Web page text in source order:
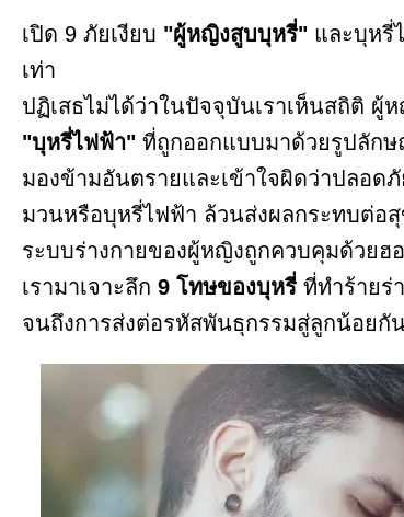
เปิด 9 ภัยเงียบ "ผู้หญิงสูบบุหรี่" และบุหรี่
เท่า
ปฏิเสธไม่ได้ว่าในปัจจุบันเราเห็นสถิติ
"บุหรี่ไฟฟ้า" ที่ถูกออกแบบมาด้วยรูปลัก
มองข้ามอันตรายและเข้าใจผิดว่าปลอด
มวนหรือบุหรี่ไฟฟ้า ล้วนส่งผลกระทบต่อ
ระบบร่างกายของผู้หญิงถูกควบคุมด้วย
เรามาเจาะลึก 9 โทษของบุหรี่ ที่ทำร้ายร่
จนถึงการส่งต่อรหัสพันธุกรรมสู่ลูกน้อยกั